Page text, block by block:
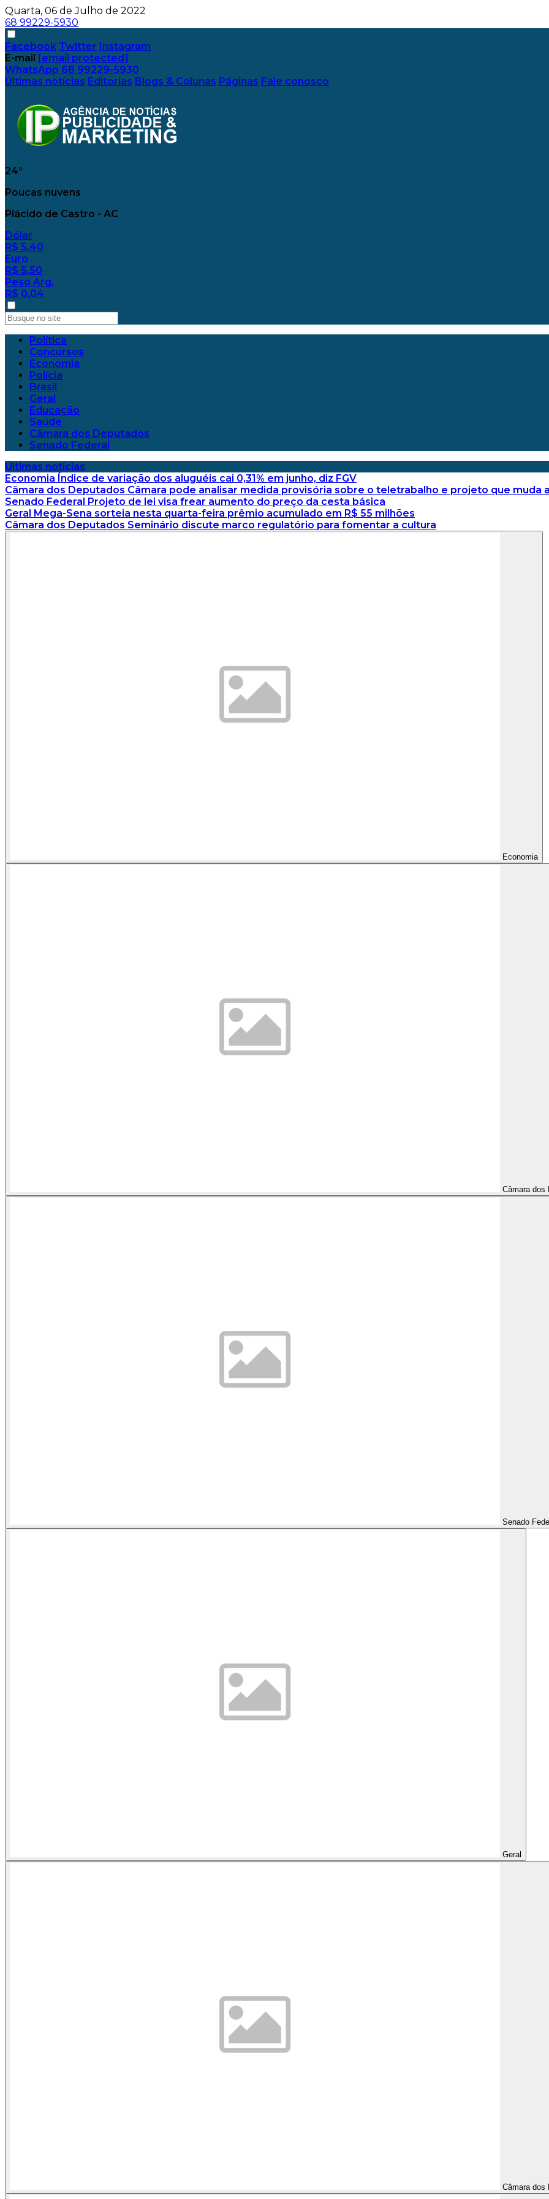
Quarta, 06 de Julho de 2022
68 99229-5930
Facebook Twitter Instagram
E-mail [email protected]
WhatsApp 68 99229-5930
Últimas notícias Editorias Blogs & Colunas Páginas Fale conosco
24°
Poucas nuvens
Plácido de Castro - AC
Dólar
R$ 5,40
Euro
R$ 5,50
Peso Arg.
R$ 0,04
Política
Concursos
Economia
Polícia
Brasil
Geral
Educação
Saúde
Câmara dos Deputados
Senado Federal
Últimas notícias
Economia Índice de variação dos aluguéis cai 0,31% em junho, diz FGV
Câmara dos Deputados Câmara pode analisar medida provisória sobre o teletrabalho e projeto que muda
Senado Federal Projeto de lei visa frear aumento do preço da cesta básica
Geral Mega-Sena sorteia nesta quarta-feira prêmio acumulado em R$ 55 milhões
Câmara dos Deputados Seminário discute marco regulatório para fomentar a cultura
Economia
Câmara dos
Senado
Geral
Câmara dos